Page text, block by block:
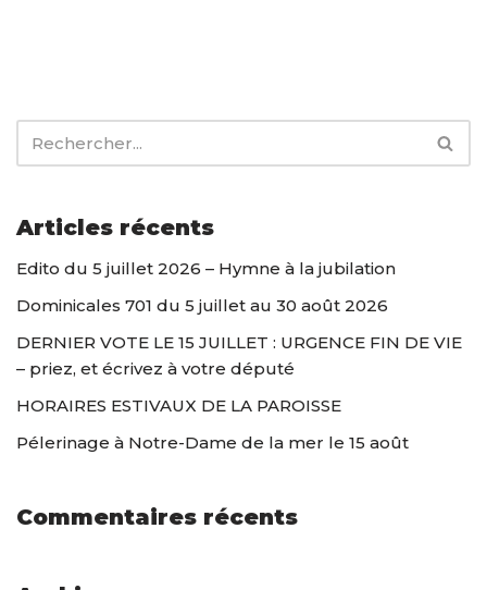
Articles récents
Edito du 5 juillet 2026 – Hymne à la jubilation
Dominicales 701 du 5 juillet au 30 août 2026
DERNIER VOTE LE 15 JUILLET : URGENCE FIN DE VIE
– priez, et écrivez à votre député
HORAIRES ESTIVAUX DE LA PAROISSE
Pélerinage à Notre-Dame de la mer le 15 août
Commentaires récents